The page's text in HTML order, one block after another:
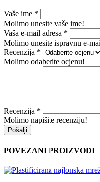
Vaše ime *
Molimo unesite vaše ime!
Vaša e-mail adresa *
Molimo unesite ispravnu e-
Recenzija *
Molimo odaberite ocjenu!
Recenzija *
Molimo napišite recenziju!
Pošalji
POVEZANI PROIZVODI